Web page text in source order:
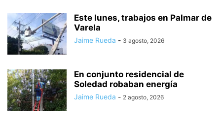
Este lunes, trabajos en Palmar de
Varela
Jaime Rueda - 3 agosto, 2026
En conjunto residencial de
Soledad robaban energía
Jaime Rueda - 2 agosto, 2026